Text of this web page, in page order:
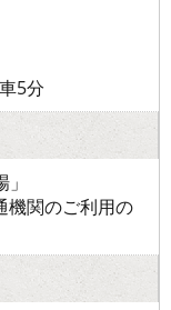
5分
機関のご利用の